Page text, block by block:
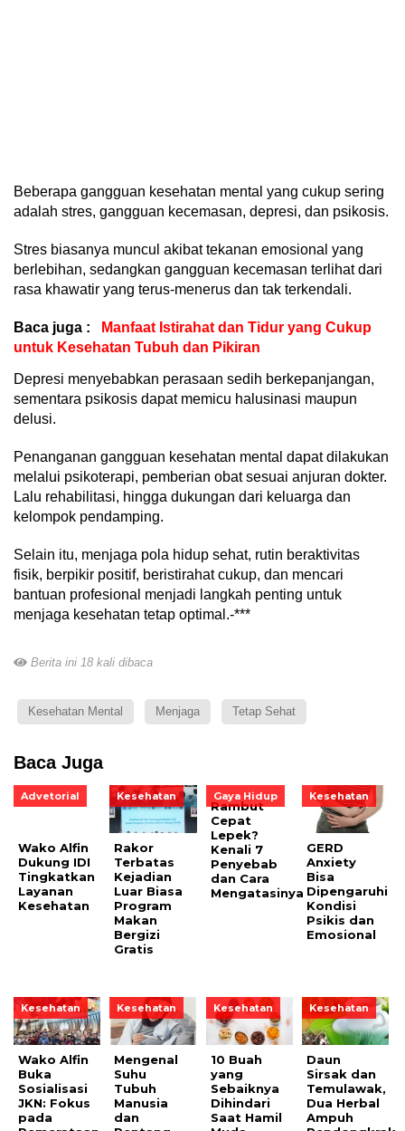
Beberapa gangguan kesehatan mental yang cukup sering
adalah stres, gangguan kecemasan, depresi, dan psikosis.
Stres biasanya muncul akibat tekanan emosional yang
berlebihan, sedangkan gangguan kecemasan terlihat dari
rasa khawatir yang terus-menerus dan tak terkendali.
Baca juga :
Manfaat Istirahat dan Tidur yang Cukup
untuk Kesehatan Tubuh dan Pikiran
Depresi menyebabkan perasaan sedih berkepanjangan,
sementara psikosis dapat memicu halusinasi maupun
delusi.
Penanganan gangguan kesehatan mental dapat dilakukan
melalui psikoterapi, pemberian obat sesuai anjuran dokter.
Lalu rehabilitasi, hingga dukungan dari keluarga dan
kelompok pendamping.
Selain itu, menjaga pola hidup sehat, rutin beraktivitas
fisik, berpikir positif, beristirahat cukup, dan mencari
bantuan profesional menjadi langkah penting untuk
menjaga kesehatan tetap optimal.-***
Berita ini 18 kali dibaca
Kesehatan Mental Menjaga Tetap Sehat
Baca Juga
Advetorial
Wako Alfin
Dukung IDI
Tingkatkan
Layanan
Kesehatan
Kesehatan
Rakor
Terbatas
Kejadian
Luar Biasa
Program
Makan
Bergizi
Gratis
Gaya Hidup
Rambut
Cepat
Lepek?
Kenali 7
Penyebab
dan Cara
Mengatasinya
Kesehatan
GERD
Anxiety
Bisa
Dipengaruhi
Kondisi
Psikis dan
Emosional
Kesehatan
Wako Alfin
Buka
Sosialisasi
JKN: Fokus
pada
Kesehatan
Mengenal
Suhu
Tubuh
Manusia
dan
Kesehatan
10 Buah
yang
Sebaiknya
Dihindari
Saat Hamil
Kesehatan
Daun
Sirsak dan
Temulawak,
Dua Herbal
Ampuh